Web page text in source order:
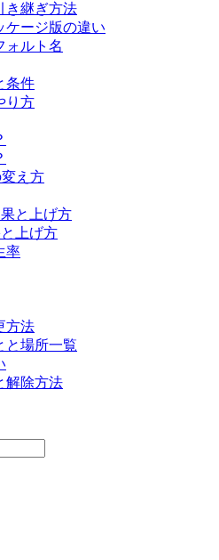
き継ぎ方法
ケージ版の違い
ォルト名
条件
り方
え方
と上げ方
上げ方
率
方法
と場所一覧
解除方法